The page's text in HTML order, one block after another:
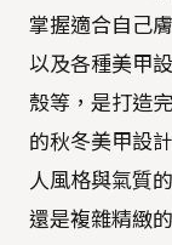
掌握適合自己
以及各種美甲
殼等，是打造
的秋冬美甲設
人風格與氣質
還是複雜精緻